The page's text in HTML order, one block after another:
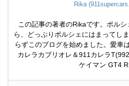
Rika
この記事の著者のRikaです。ポル
ら、どっぷりポルシェにはまってし
らずこのブログを始めました。愛車
カレラカブリオレ＆911カレラ
ケイマン GT4